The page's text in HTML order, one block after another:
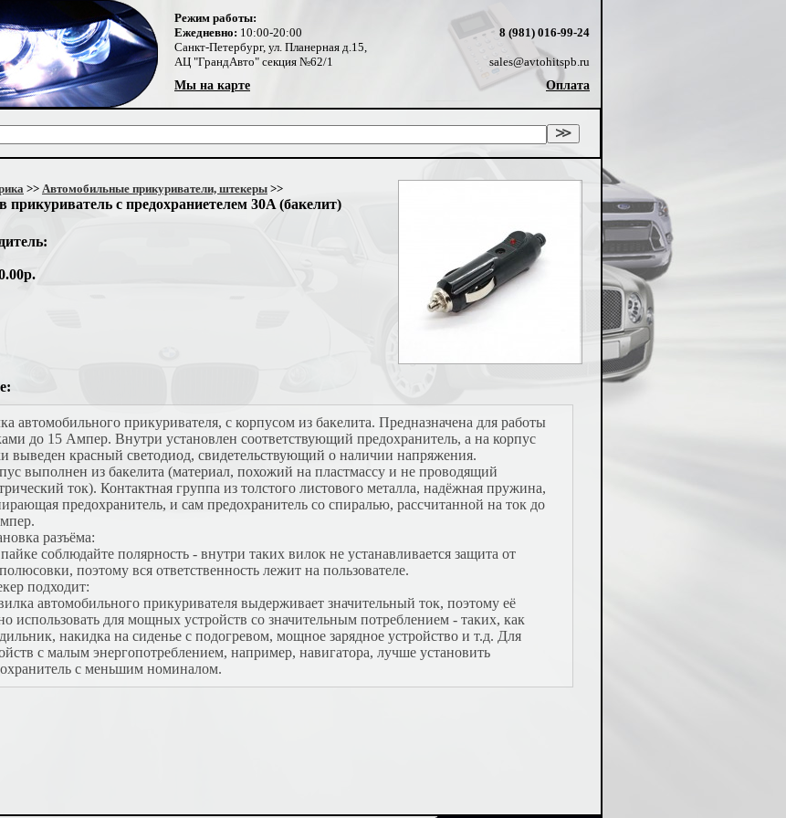
Режим работы:
Ежедневно: 10:00-20:00
Санкт-Петербург, ул. Планерная д.15,
АЦ "ГрандАвто" секция №62/1
Мы на карте
8 (981) 016-99-24
sales@avtohitspb.ru
Оплата
>> Автомобильные прикуриватели, штекеры >>
прикуриватель с предохраниетелем 30A (бакелит)
автомобильного прикуривателя, с корпусом из бакелита. Предназначена для работы
до 15 Ампер. Внутри установлен соответствующий предохранитель, а на корпус
выведен красный светодиод, свидетельствующий о наличии напряжения.
выполнен из бакелита (материал, похожий на пластмассу и не проводящий
ток). Контактная группа из толстого листового металла, надёжная пружина,
предохранитель, и сам предохранитель со спиралью, рассчитанной на ток до
разъёма:
соблюдайте полярность - внутри таких вилок не устанавливается защита от
поэтому вся ответственность лежит на пользователе.
подходит:
автомобильного прикуривателя выдерживает значительный ток, поэтому её
использовать для мощных устройств со значительным потреблением - таких, как
накидка на сиденье с подогревом, мощное зарядное устройство и т.д. Для
с малым энергопотреблением, например, навигатора, лучше установить
с меньшим номиналом.